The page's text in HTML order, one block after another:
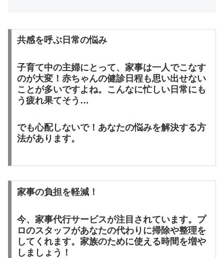
共感を呼ぶ日常の悩み
子育て中の主婦にとって、家事は一人でこなす
のが大変！ 赤ちゃんの健診日程も思い出せない
ことが多いですよね。こんなに忙しい日常にも
う疲れ果てそう…
でも心配しないで！ あなたの悩みを解決する方
法があります。
家事の負担を軽減！
今、 家事代行サービスが注目されています。プ
ロのスタッフがあなたの代わりに掃除や整理を
してくれます。家族のために使える時間を増や
しましょう！